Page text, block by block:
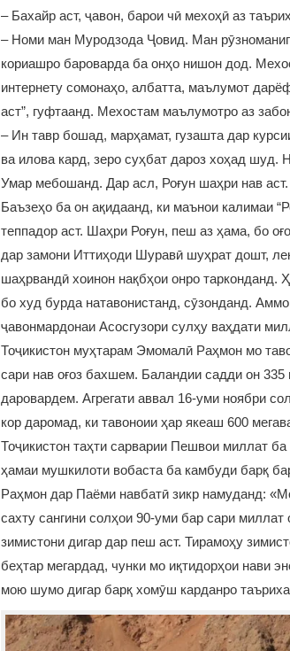
– Бахайр аст, ҷавон, барои чӣ мехоҳӣ аз
– Номи ман Муродзода Ҷовид. Ман
кориашро бароварда ба онҳо нишон дод.
интернету сомонаҳо, албатта, маълумот
аст”, гуфтаанд. Мехостам маълумотро аз
– Ин тавр бошад, марҳамат, гузашта дар
ва илова кард, зеро суҳбат дароз хоҳад
Умар мебошанд. Дар асл, Роғун шаҳри нав
Баъзеҳо ба он ақидаанд, ки маънои калимаи
теппадор аст. Шаҳри Роғун, пеш аз ҳама, бо
дар замони Иттиҳоди Шуравӣ шуҳрат дошт,
шаҳрвандӣ хоинон нақбҳои онро тарконданд.
бо худ бурда натавонистанд, сӯзонданд.
ҷавонмардонаи Асосгузори сулҳу ваҳдати
Тоҷикистон муҳтарам Эмомалӣ Раҳмон мо
сари нав оғоз бахшем. Баландии садди он
даровардем. Агрегати аввал 16-уми ноябри
кор даромад, ки тавоноии ҳар якеаш 600
Тоҷикистон таҳти сарварии Пешвои миллат
ҳамаи мушкилоти вобаста ба камбуди барқ
Раҳмон дар Паёми навбатӣ зикр намуданд:
сахту сангини солҳои 90-уми бар сари
зимистони дигар дар пеш аст. Тирамоҳу
беҳтар мегардад, чунки мо иқтидорҳои нави
мою шумо дигар барқ хомӯш карданро